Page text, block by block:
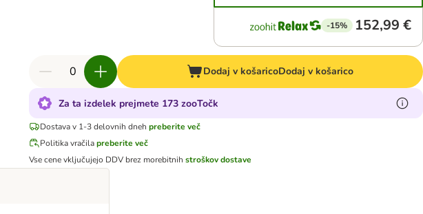
-15% 152,99 €
Dodaj v košaricoDodaj v košarico
Za ta izdelek prejmete 173 zooTočk
Dostava v 1-3 delovnih dneh preberite več
Politika vračila preberite več
Vse cene vključujejo DDV brez morebitnihstroškov dostave